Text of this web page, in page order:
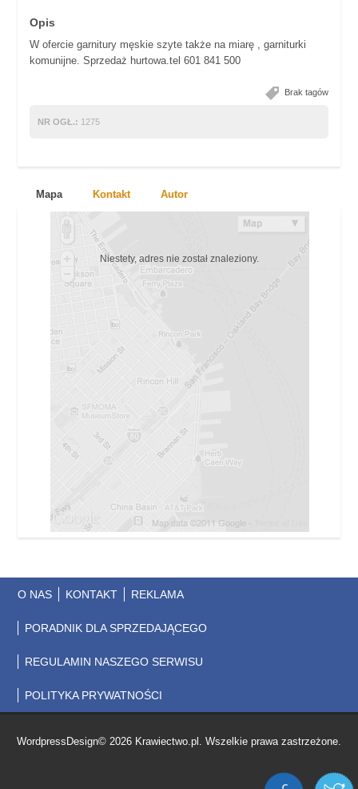
Opis
W ofercie garnitury męskie szyte także na miarę , garniturki
komunijne. Sprzedaż hurtowa.tel 601 841 500
Brak tagów
NR OGŁ.: 1275
Mapa Kontakt Autor
Niestety, adres nie został znaleziony.
O NAS KONTAKT REKLAMA
PORADNIK DLA SPRZEDAJĄCEGO
REGULAMIN NASZEGO SERWISU
POLITYKA PRYWATNOŚCI
WordpressDesign© 2026 Krawiectwo.pl. Wszelkie prawa zastrzeżone.